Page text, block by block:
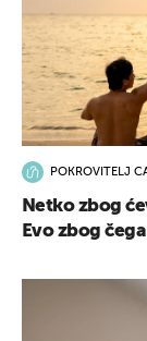
POKROVITELJ
Netko zbog
Evo zbog